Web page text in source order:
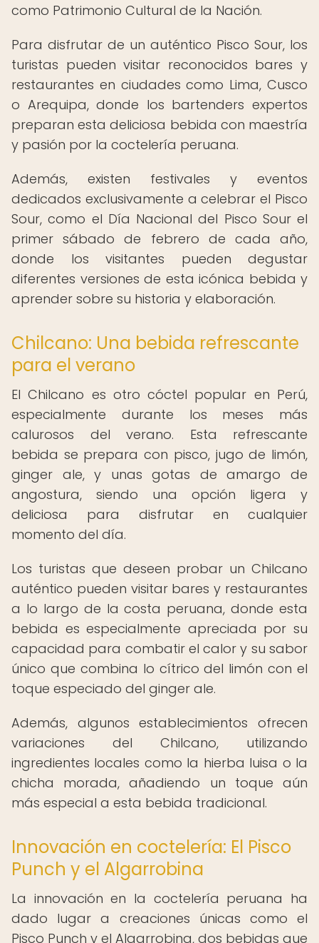
como Patrimonio Cultural de la Nación.
Para disfrutar de un auténtico Pisco Sour, los
turistas pueden visitar reconocidos bares y
restaurantes en ciudades como Lima, Cusco
o Arequipa, donde los bartenders expertos
preparan esta deliciosa bebida con maestría
y pasión por la coctelería peruana.
Además, existen festivales y eventos
dedicados exclusivamente a celebrar el Pisco
Sour, como el Día Nacional del Pisco Sour el
primer sábado de febrero de cada año,
donde los visitantes pueden degustar
diferentes versiones de esta icónica bebida y
aprender sobre su historia y elaboración.
Chilcano: Una bebida refrescante
para el verano
El Chilcano es otro cóctel popular en Perú,
especialmente durante los meses más
calurosos del verano. Esta refrescante
bebida se prepara con pisco, jugo de limón,
ginger ale, y unas gotas de amargo de
angostura, siendo una opción ligera y
deliciosa para disfrutar en cualquier
momento del día.
Los turistas que deseen probar un Chilcano
auténtico pueden visitar bares y restaurantes
a lo largo de la costa peruana, donde esta
bebida es especialmente apreciada por su
capacidad para combatir el calor y su sabor
único que combina lo cítrico del limón con el
toque especiado del ginger ale.
Además, algunos establecimientos ofrecen
variaciones del Chilcano, utilizando
ingredientes locales como la hierba luisa o la
chicha morada, añadiendo un toque aún
más especial a esta bebida tradicional.
Innovación en coctelería: El Pisco
Punch y el Algarrobina
La innovación en la coctelería peruana ha
dado lugar a creaciones únicas como el
Pisco Punch y el Algarrobina, dos bebidas que